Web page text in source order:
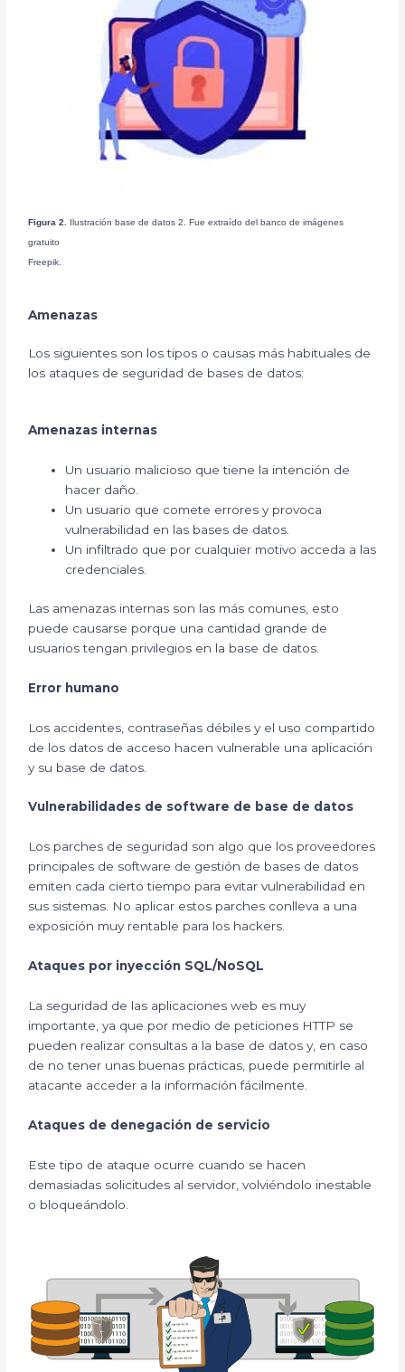
Figura 2.
Ilustración base de datos 2. Fue extraído del banco de imágenes
gratuito
Freepik.
Amenazas
Los siguientes son los tipos o causas más habituales de
los ataques de seguridad de bases de datos:
Amenazas internas
Un usuario malicioso que tiene la intención de
hacer daño.
Un usuario que comete errores y provoca
vulnerabilidad en las bases de datos.
Un infiltrado que por cualquier motivo acceda a las
credenciales.
Las amenazas internas son las más comunes, esto
puede causarse porque una cantidad grande de
usuarios tengan privilegios en la base de datos.
Error humano
Los accidentes, contraseñas débiles y el uso compartido
de los datos de acceso hacen vulnerable una aplicación
y su base de datos.
Vulnerabilidades de software de base de datos
Los parches de seguridad son algo que los proveedores
principales de software de gestión de bases de datos
emiten cada cierto tiempo para evitar vulnerabilidad en
sus sistemas. No aplicar estos parches conlleva a una
exposición muy rentable para los hackers.
Ataques por inyección SQL/NoSQL
La seguridad de las aplicaciones web es muy
importante, ya que por medio de peticiones HTTP se
pueden realizar consultas a la base de datos y, en caso
de no tener unas buenas prácticas, puede permitirle al
atacante acceder a la información fácilmente.
Ataques de denegación de servicio
Este tipo de ataque ocurre cuando se hacen
demasiadas solicitudes al servidor, volviéndolo inestable
o bloqueándolo.